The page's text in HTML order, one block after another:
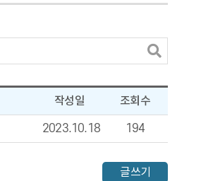
작성일 조회수
2023.10.18 194
글쓰기